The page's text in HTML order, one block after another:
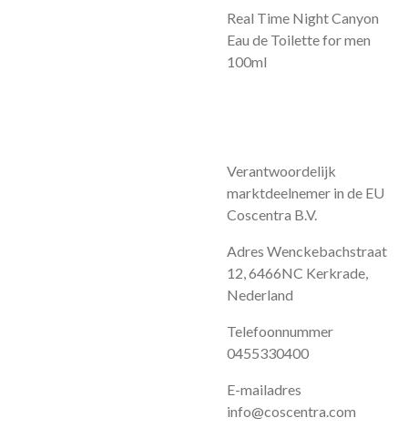
Real Time Night Canyon
Eau de Toilette for men
100ml
Verantwoordelijk
marktdeelnemer in de EU
Coscentra B.V.
Adres Wenckebachstraat
12, 6466NC Kerkrade,
Nederland
Telefoonnummer
0455330400
E-mailadres
info@coscentra.com